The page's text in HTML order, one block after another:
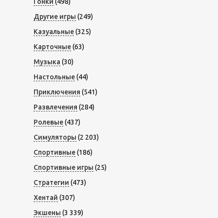
Другие игры (249)
Казуальные(325)
Карточные(63)
Музыка (30)
Настольные(44)
Приключения (541)
Развлечения (284)
Ролевые(437)
Симуляторы (2 203)
Спортивные(186)
Спортивные игры (25)
Стратегии (473)
Хентай (307)
Экшены (3 339)